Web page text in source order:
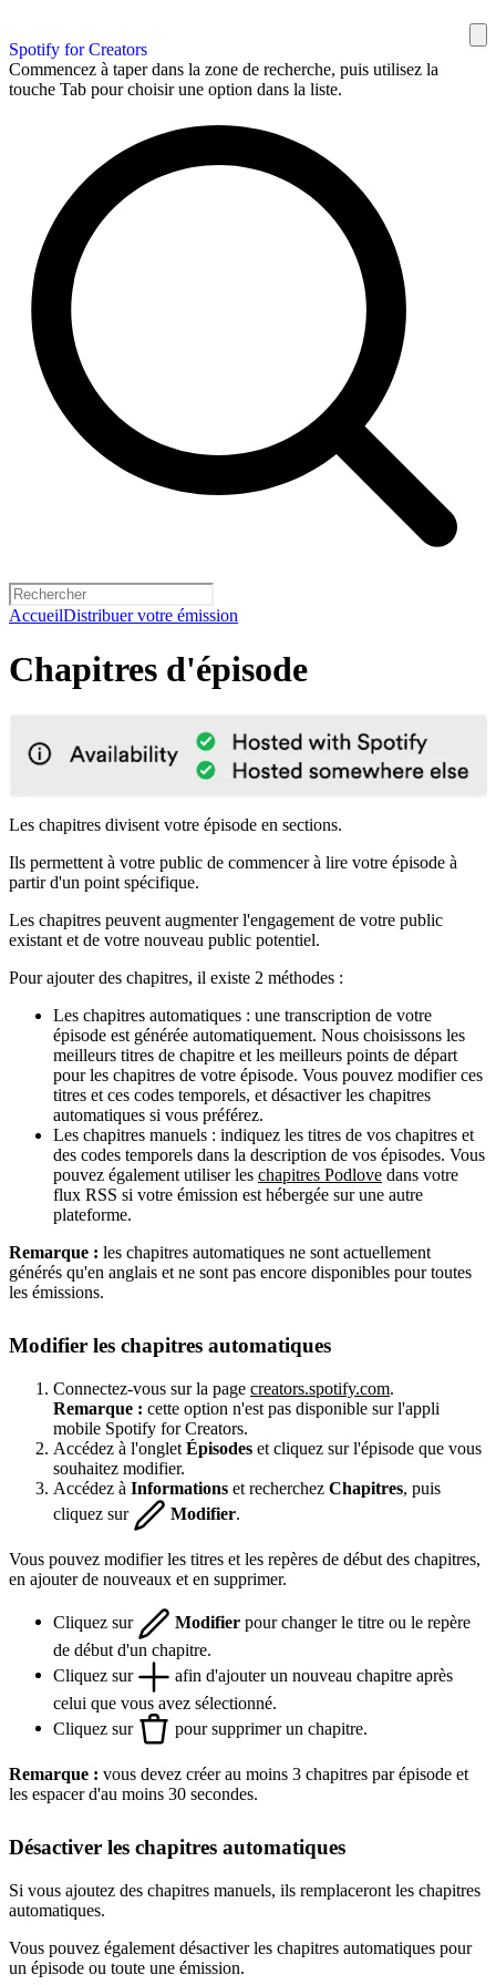
Spotify for Creators
Commencez à taper dans la zone de recherche, puis utilisez la
touche Tab pour choisir une option dans la liste.
AccueilDistribuer votre émission
Chapitres d'épisode
Les chapitres divisent votre épisode en sections.
Ils permettent à votre public de commencer à lire votre épisode à
partir d'un point spécifique.
Les chapitres peuvent augmenter l'engagement de votre public
existant et de votre nouveau public potentiel.
Pour ajouter des chapitres, il existe 2 méthodes :
Les chapitres automatiques : une transcription de votre
épisode est générée automatiquement. Nous choisissons les
meilleurs titres de chapitre et les meilleurs points de départ
pour les chapitres de votre épisode. Vous pouvez modifier ces
titres et ces codes temporels, et désactiver les chapitres
automatiques si vous préférez.
Les chapitres manuels : indiquez les titres de vos chapitres et
des codes temporels dans la description de vos épisodes. Vous
pouvez également utiliser les chapitres Podlove dans votre
flux RSS si votre émission est hébergée sur une autre
plateforme.
Remarque : les chapitres automatiques ne sont actuellement
générés qu'en anglais et ne sont pas encore disponibles pour toutes
les émissions.
Modifier les chapitres automatiques
Connectez-vous sur la page creators.spotify.com.
Remarque : cette option n'est pas disponible sur l'appli
mobile Spotify for Creators.
Accédez à l'onglet Épisodes et cliquez sur l'épisode que vous
souhaitez modifier.
Accédez à Informations et recherchez Chapitres, puis
cliquez sur
Modifier
Vous pouvez modifier les titres et les repères de début des chapitres,
en ajouter de nouveaux et en supprimer.
Cliquez sur Modifier pour changer le titre ou le repère
de début d'un chapitre.
Cliquez sur
afin d'ajouter un nouveau chapitre après
celui que vous avez sélectionné.
Cliquez sur
pour supprimer un chapitre.
Remarque : vous devez créer au moins 3 chapitres par épisode et
les espacer d'au moins 30 secondes.
Désactiver les chapitres automatiques
Si vous ajoutez des chapitres manuels, ils remplaceront les chapitres
automatiques.
Vous pouvez également désactiver les chapitres automatiques pour
un épisode ou toute une émission.